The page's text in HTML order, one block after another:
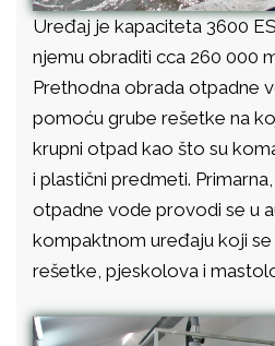
Uređaj je kapaciteta 3600
njemu obraditi cca 260 000
Prethodna obrada otpadne
pomoću grube rešetke na
krupni otpad kao što su
i plastični predmeti.
otpadne vode provodi se u
kompaktnom uređaju koji
rešetke, pjeskolova i